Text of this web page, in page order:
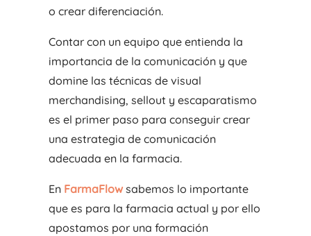
o crear diferenciación.
Contar con un equipo que entienda la
importancia de la comunicación y que
domine las técnicas de visual
merchandising, sellout y escaparatismo
es el primer paso para conseguir crear
una estrategia de comunicación
adecuada en la farmacia.
En FarmaFlow sabemos lo importante
que es para la farmacia actual y por ello
apostamos por una formación